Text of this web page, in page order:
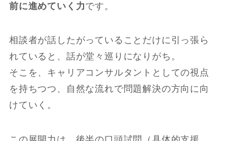
前に進めていく力です。
相談者が話したがっていることだけに引っ張ら
れていると、話が堂々巡りになりがち。
そこを、キャリアコンサルタントとしての視点
を持ちつつ、自然な流れで問題解決の方向に向
けていく。